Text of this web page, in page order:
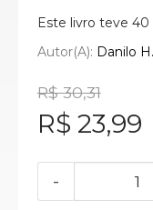
Este livro teve 40
Autor(a): Danilo
R$ 30,31
R$ 23,99
-